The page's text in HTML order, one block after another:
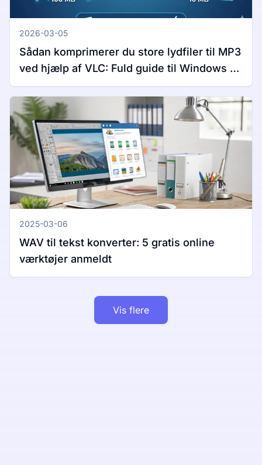
2026-03-05
Sådan komprimerer du store lydfiler til MP3
ved hjælp af VLC: Fuld guide til Windows og
Mac
2025-03-06
WAV til tekst konverter: 5 gratis online
værktøjer anmeldt
Vis flere